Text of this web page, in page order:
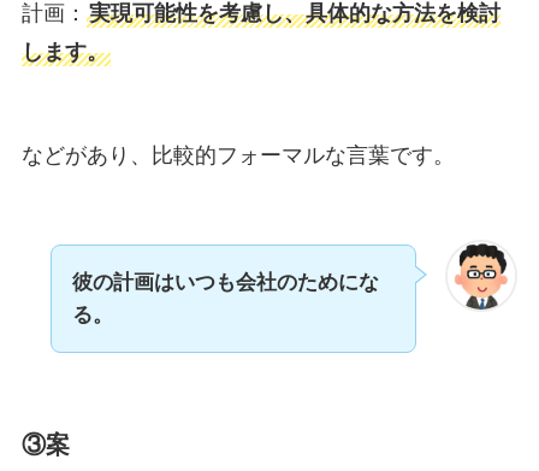
計画： 実現可能性を考慮し、具体的な方法を検討
します。
などがあり、比較的フォーマルな言葉です。
彼の計画はいつも会社のためにな
る。
③案